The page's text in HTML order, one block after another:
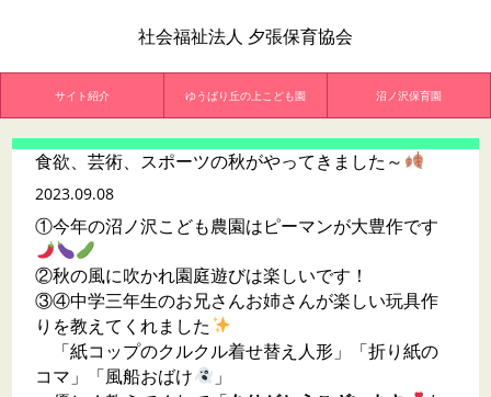
社会福祉法人 夕張保育協会
サイト紹介 ゆうばり丘の上こども園 沼ノ沢保育園
食欲、芸術、スポーツの秋がやってきました～
2023.09.08
①今年の沼ノ沢こども農園はピーマンが大豊作です
②秋の風に吹かれ園庭遊びは楽しいです！
③④中学三年生のお兄さんお姉さんが楽しい玩具作
りを教えてくれました
「紙コップのクルクル着せ替え人形」「折り紙の
コマ」「風船おばけ
」